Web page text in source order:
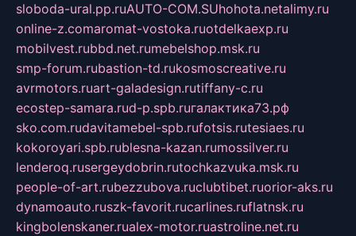
sloboda-ural.pp.ruAUTO-COM.SUhohota.netalimy.ru
online-z.comaromat-vostoka.ruotdelkaexp.ru
mobilvest.rubbd.net.rumebelshop.msk.ru
smp-forum.rubastion-td.rukosmoscreative.ru
avrmotors.ruart-galadesign.rutiffany-c.ru
ecostep-samara.rud-p.spb.ruгалактика73.рф
sko.com.rudavitamebel-spb.rufotsis.rutesiaes.ru
kokoroyari.spb.rublesna-kazan.rumossilver.ru
lenderoq.rusergeydobrin.rutochkazvuka.msk.ru
people-of-art.rubezzubova.ruclubtibet.ruorior-aks.ru
dynamoauto.ruszk-favorit.rucarlines.ruflatnsk.ru
kingbolenskaner.rualex-motor.ruastroline.net.ru